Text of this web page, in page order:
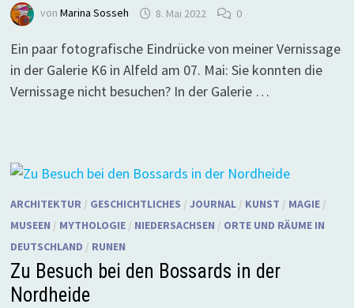
von Marina Sosseh 8. Mai 2022 0
Ein paar fotografische Eindrücke von meiner Vernissage
in der Galerie K6 in Alfeld am 07. Mai: Sie konnten die
Vernissage nicht besuchen? In der Galerie …
ARCHITEKTUR / GESCHICHTLICHES / JOURNAL/ KUNST / MAGIE/
MUSEEN / MYTHOLOGIE/ NIEDERSACHSEN / ORTE UND RÄUME IN
DEUTSCHLAND / RUNEN
Zu Besuch bei den Bossards in der
Nordheide